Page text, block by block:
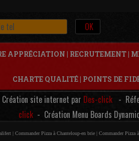
APPRÉCIATION | RECRUTEMENT|
CHARTE QUALITÉ| POINTS DE
site internet par Des-click -
click - Création Menu Boards
| Commander Pizza à Chanteloup-en brie | Commander Pizza